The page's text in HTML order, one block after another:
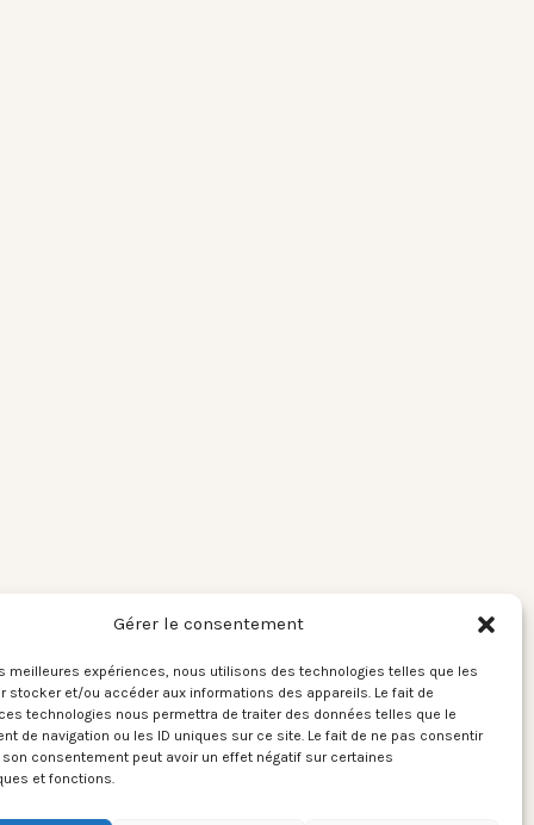
Gérer le consentement
meilleures expériences, nous utilisons des technologies telles que les
stocker et/ou accéder aux informations des appareils. Le fait de
technologies nous permettra de traiter des données telles que le
de navigation ou les ID uniques sur ce site. Le fait de ne pas consentir
son consentement peut avoir un effet négatif sur certaines
et fonctions.